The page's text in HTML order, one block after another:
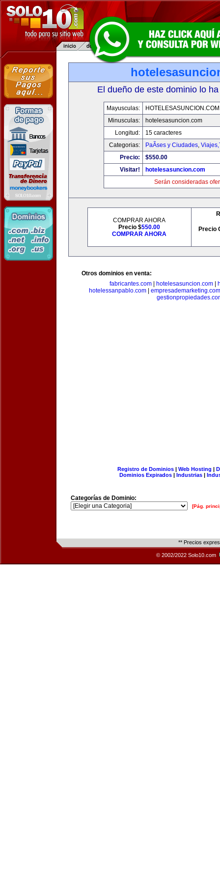
El dueño de este dominio lo
Mayusculas:
HOTELESASUNCION.COM
Minusculas:
hotelesasuncion.com
Longitud:
15 caracteres
Categorias:
PaÃ­ses y Ciudades,
Precio:
$550.00
Visitar!
hotelesasuncion.com
Serán consideradas
COMPRAR AHORA
Precio $550.00
COMPRAR AHORA
Precio
Otros dominios en venta:
fabricantes.com
hotelesasuncion.com
hotelessanpablo.com| empresademarketing.com
Registro de Dominios| Web Hosting |
Dominios Expirados | Industrias |
Categorías de Dominio:
[Pág.
** Precios
© 2002/2022 Solo10.com